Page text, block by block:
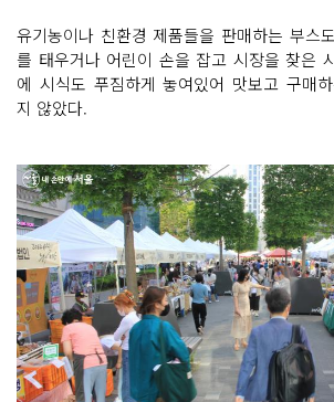
유기농이나 친환경 제품들을 판매하는 부스
를 태우거나 어린이 손을 잡고 시장을 찾은
에 시식도 푸짐하게 놓여있어 맛보고 구매
지 않았다.